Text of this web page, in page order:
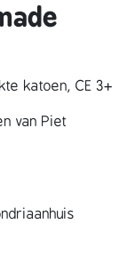
katoen, CE 3+
van Piet